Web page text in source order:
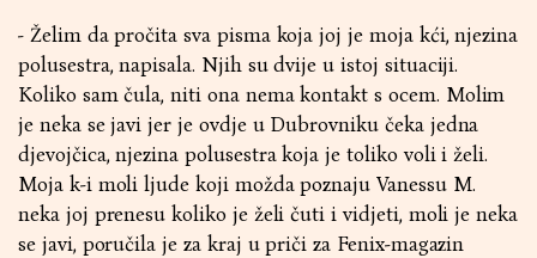
- Želim da pročita sva pisma koja joj je moja kći, njezina
polusestra, napisala. Njih su dvije u istoj situaciji.
Koliko sam čula, niti ona nema kontakt s ocem. Molim
je neka se javi jer je ovdje u Dubrovniku čeka jedna
djevojčica, njezina polusestra koja je toliko voli i želi.
Moja k-i moli ljude koji možda poznaju Vanessu M.
neka joj prenesu koliko je želi čuti i vidjeti, moli je neka
se javi, poručila je za kraj u priči za Fenix-magazin